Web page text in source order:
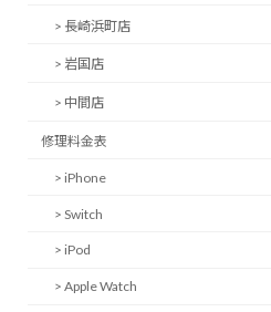
> 長崎浜町店
> 岩国店
> 中間店
修理料金表
> iPhone
> Switch
> iPod
> Apple Watch